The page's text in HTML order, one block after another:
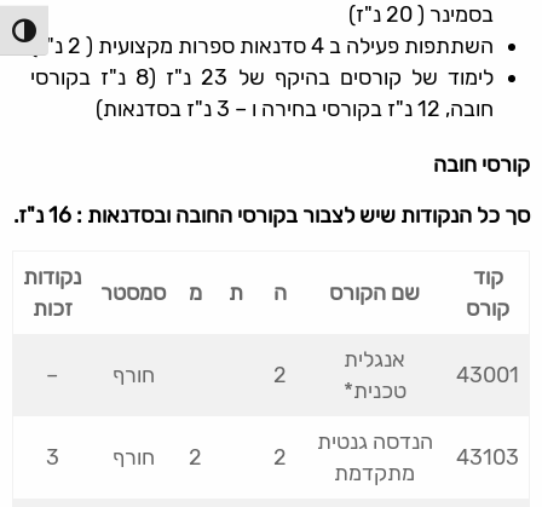
הפעל/
בסמינר ( 20 נ"ז)
השתתפות פעילה ב 4 סדנאות ספרות מקצועית ( 2 נ"ז)
לימוד של קורסים בהיקף של 23 נ"ז (8 נ"ז בקורסי
חובה, 12 נ"ז בקורסי בחירה ו – 3 נ"ז בסדנאות)
קורסי חובה
סך כל הנקודות שיש לצבור בקורסי החובה ובסדנאות : 16 נ"ז.
קוד
קורס
שם הקורס ה ת מ סמסטר
נקודות
זכות
43001
אנגלית
טכנית*
2 חורף –
43103
הנדסה גנטית
מתקדמת
2
2 חורף 3